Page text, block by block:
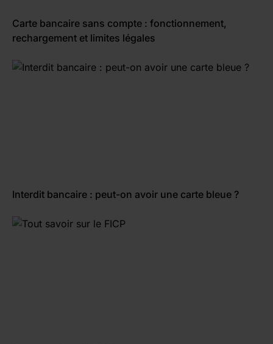
Carte bancaire sans compte : fonctionnement,
rechargement et limites légales
Interdit bancaire : peut-on avoir une carte bleue ?